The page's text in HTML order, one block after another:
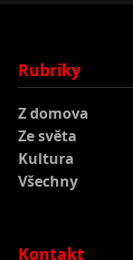
Rubriky
Z domova
Ze světa
Kultura
Všechny
Kontakt